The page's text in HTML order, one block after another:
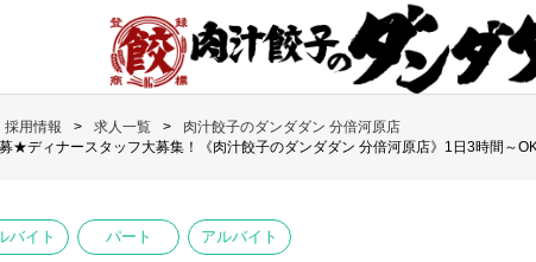
採用情報 求人一覧
肉汁餃子のダンダダン 分倍河原店
★ディナースタッフ大募集！《肉汁餃子のダンダダン 分倍河原店》1日3時間～
バイト パート アルバイト